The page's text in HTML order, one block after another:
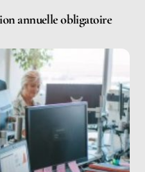
annuelle obligatoire